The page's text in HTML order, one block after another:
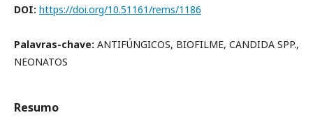
DOI: https://doi.org/10.51161/rems/1186
Palavras-chave: ANTIFÚNGICOS, BIOFILME, CANDIDA SPP.,
NEONATOS
Resumo